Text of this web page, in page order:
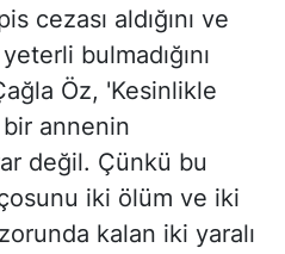
cezası aldığını ve
bulmadığını
Öz, 'Kesinlikle
annenin
değil. Çünkü bu
iki ölüm ve iki
kalan iki yaralı